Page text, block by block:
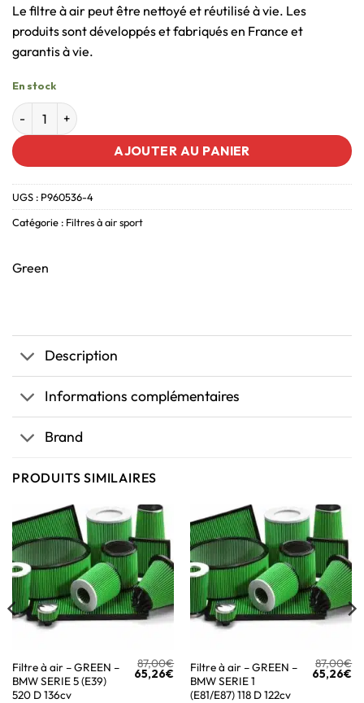
Le filtre à air peut être nettoyé et réutilisé à vie. Les
produits sont développés et fabriqués en France et
garantis à vie.
En stock
AJOUTER AU PANIER
UGS : P960536-4
Catégorie : Filtres à air sport
Green
Description
Informations complémentaires
Brand
PRODUITS SIMILAIRES
Filtre à air – GREEN –
BMW SERIE 5 (E39)
520 D 136cv
87,00€
65,26€
Filtre à air – GREEN –
BMW SERIE 1
(E81/E87) 118 D 122cv
87,00€
65,26€